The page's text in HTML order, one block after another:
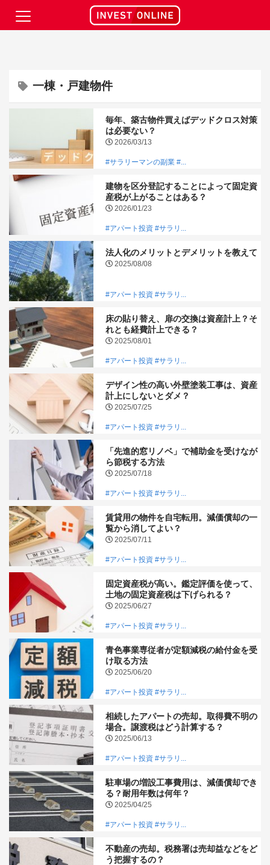
一棟・戸建物件
毎年、築古物件買えばデッドクロス対策
は必要ない？
2026/03/13
#サラリーマンの副業 #...
建物を区分登記することによって固定資
産税が上がることはある？
2026/01/23
#アパート投資 #サラリ...
法人化のメリットとデメリットを教えて
2025/08/08
#アパート投資 #サラリ...
床の貼り替え、扉の交換は資産計上？そ
れとも経費計上できる？
2025/08/01
#アパート投資 #サラリ...
デザイン性の高い外壁塗装工事は、資産
計上にしないとダメ？
2025/07/25
#アパート投資 #サラリ...
「先進的窓リノベ」で補助金を受けなが
ら節税する方法
2025/07/18
#アパート投資 #サラリ...
賃貸用の物件を自宅転用。減価償却の一
覧から消してよい？
2025/07/11
#アパート投資 #サラリ...
固定資産税が高い。鑑定評価を使って、
土地の固定資産税は下げられる？
2025/06/27
#アパート投資 #サラリ...
青色事業専従者が定額減税の給付金を受
け取る方法
2025/06/20
#アパート投資 #サラリ...
相続したアパートの売却。取得費不明の
場合。譲渡税はどう計算する？
2025/06/13
#アパート投資 #サラリ...
駐車場の増設工事費用は、減価償却でき
る？耐用年数は何年？
2025/04/25
#アパート投資 #サラリ...
不動産の売却。税務署は売却益などをど
う把握するの？